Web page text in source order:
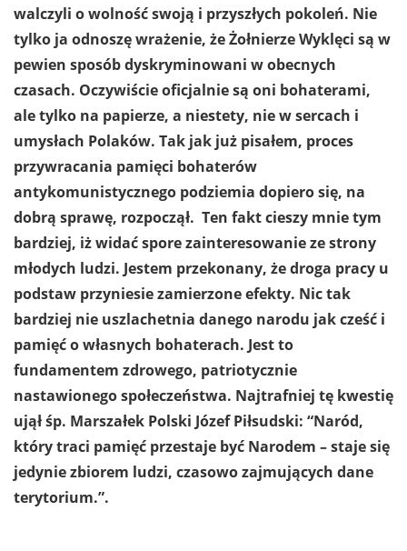
walczyli o wolność swoją i przyszłych pokoleń. Nie
tylko ja odnoszę wrażenie, że Żołnierze Wyklęci są w
pewien sposób dyskryminowani w obecnych
czasach. Oczywiście oficjalnie są oni bohaterami,
ale tylko na papierze, a niestety, nie w sercach i
umysłach Polaków. Tak jak już pisałem, proces
przywracania pamięci bohaterów
antykomunistycznego podziemia dopiero się, na
dobrą sprawę, rozpoczął. Ten fakt cieszy mnie tym
bardziej, iż widać spore zainteresowanie ze strony
młodych ludzi. Jestem przekonany, że droga pracy u
podstaw przyniesie zamierzone efekty. Nic tak
bardziej nie uszlachetnia danego narodu jak cześć i
pamięć o własnych bohaterach. Jest to
fundamentem zdrowego, patriotycznie
nastawionego społeczeństwa. Najtrafniej tę kwestię
ujął śp. Marszałek Polski Józef Piłsudski: “Naród,
który traci pamięć przestaje być Narodem – staje się
jedynie zbiorem ludzi, czasowo zajmujących dane
terytorium.”.